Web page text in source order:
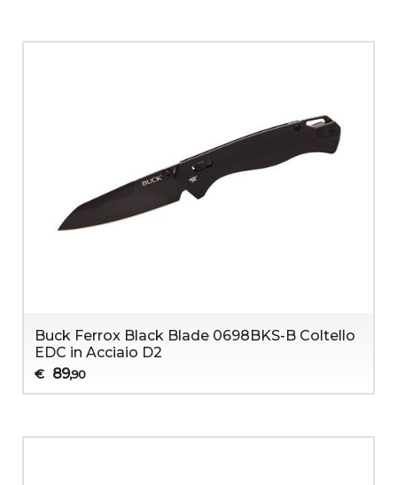
Buck Ferrox Black Blade 0698BKS-B Coltello
EDC in Acciaio D2
€ 89,90